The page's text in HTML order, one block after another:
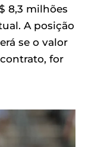
8,3 milhões
A posição
se o valor
for